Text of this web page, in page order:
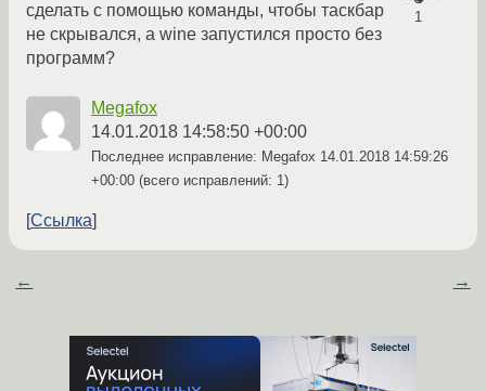
1
сделать с помощью команды, чтобы таскбар
не скрывался, а wine запустился просто без
программ?
Megafox
14.01.2018 14:58:50 +00:00
Последнее исправление: Megafox 14.01.2018 14:59:26
+00:00 (всего исправлений: 1)
Ссылка
← →